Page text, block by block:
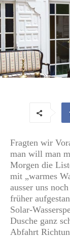
VON
Fragten wir
man will man
Morgen die
mit „warmes
ausser uns
früher
Solar-
Dusche ganz
Abfahrt